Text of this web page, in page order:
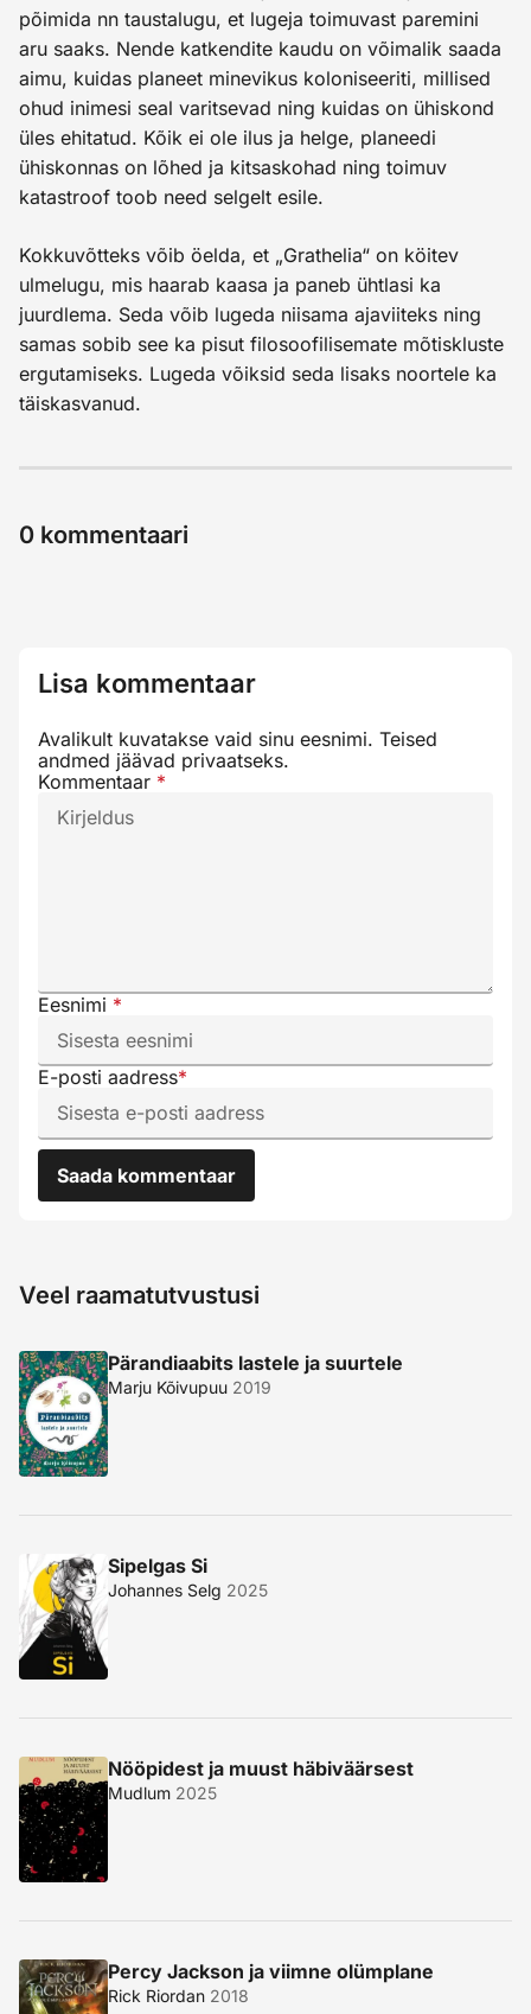
põimida nn taustalugu, et lugeja toimuvast paremini
aru saaks. Nende katkendite kaudu on võimalik saada
aimu, kuidas planeet minevikus koloniseeriti, millised
ohud inimesi seal varitsevad ning kuidas on ühiskond
üles ehitatud. Kõik ei ole ilus ja helge, planeedi
ühiskonnas on lõhed ja kitsaskohad ning toimuv
katastroof toob need selgelt esile.
Kokkuvõtteks võib öelda, et „Grathelia“ on köitev
ulmelugu, mis haarab kaasa ja paneb ühtlasi ka
juurdlema. Seda võib lugeda niisama ajaviiteks ning
samas sobib see ka pisut filosoofilisemate mõtiskluste
ergutamiseks. Lugeda võiksid seda lisaks noortele ka
täiskasvanud.
0 kommentaari
Lisa kommentaar
Avalikult kuvatakse vaid sinu eesnimi. Teised
andmed jäävad privaatseks.
Kommentaar *
Eesnimi *
E-posti aadress*
Saada kommentaar
Veel raamatutvustusi
Pärandiaabits lastele ja suurtele
Marju Kõivupuu 2019
Sipelgas Si
Johannes Selg 2025
Nööpidest ja muust häbiväärsest
Mudlum 2025
Percy Jackson ja viimne olümplane
Rick Riordan 2018